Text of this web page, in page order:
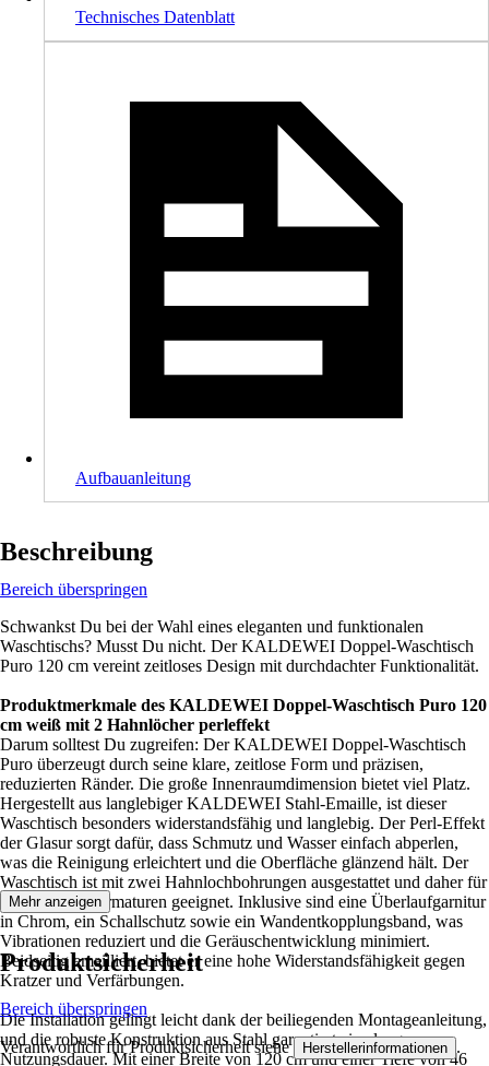
Technisches Datenblatt
Aufbauanleitung
Beschreibung
Bereich überspringen
Schwankst Du bei der Wahl eines eleganten und funktionalen
Waschtischs? Musst Du nicht. Der KALDEWEI Doppel-Waschtisch
Puro 120 cm vereint zeitloses Design mit durchdachter Funktionalität.
Produktmerkmale des KALDEWEI Doppel-Waschtisch Puro 120
cm weiß mit 2 Hahnlöcher perleffekt
Darum solltest Du zugreifen: Der KALDEWEI Doppel-Waschtisch
Puro überzeugt durch seine klare, zeitlose Form und präzisen,
reduzierten Ränder. Die große Innenraumdimension bietet viel Platz.
Hergestellt aus langlebiger KALDEWEI Stahl-Emaille, ist dieser
Waschtisch besonders widerstandsfähig und langlebig. Der Perl-Effekt
der Glasur sorgt dafür, dass Schmutz und Wasser einfach abperlen,
was die Reinigung erleichtert und die Oberfläche glänzend hält. Der
Waschtisch ist mit zwei Hahnlochbohrungen ausgestattet und daher für
zwei 1-Loch-Armaturen geeignet. Inklusive sind eine Überlaufgarnitur
in Chrom, ein Schallschutz sowie ein Wandentkopplungsband, was
Vibrationen reduziert und die Geräuschentwicklung minimiert.
Beidseitig emailliert, bietet er eine hohe Widerstandsfähigkeit gegen
Kratzer und Verfärbungen.
Die Installation gelingt leicht dank der beiliegenden Montageanleitung,
und die robuste Konstruktion aus Stahl garantiert eine lange
Nutzungsdauer. Mit einer Breite von 120 cm und einer Tiefe von 46
Mehr anzeigen
Produktsicherheit
Bereich überspringen
Verantwortlich für Produktsicherheit siehe Herstellerinformationen .